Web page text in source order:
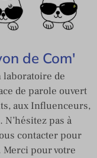
de Com'
laboratoire de
de parole ouvert
aux Influenceurs,
pas à
contacter pour
pour votre